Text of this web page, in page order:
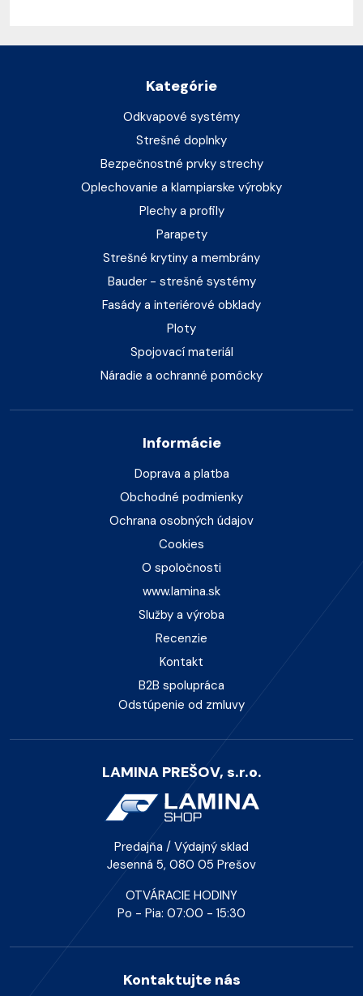
Kategórie
Odkvapové systémy
Strešné doplnky
Bezpečnostné prvky strechy
Oplechovanie a klampiarske výrobky
Plechy a profily
Parapety
Strešné krytiny a membrány
Bauder - strešné systémy
Fasády a interiérové obklady
Ploty
Spojovací materiál
Náradie a ochranné pomôcky
Informácie
Doprava a platba
Obchodné podmienky
Ochrana osobných údajov
Cookies
O spoločnosti
www.lamina.sk
Služby a výroba
Recenzie
Kontakt
B2B spolupráca
Odstúpenie od zmluvy
LAMINA PREŠOV, s.r.o.
Predajňa / Výdajný sklad
Jesenná 5, 080 05 Prešov
OTVÁRACIE HODINY
Po - Pia: 07:00 - 15:30
Kontaktujte nás